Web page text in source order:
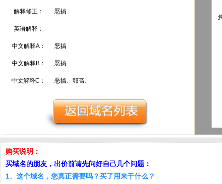
解释修正： 恶搞
英语解释：
中文解释A： 恶搞
中文解释B： 恶搞
中文解释C： 恶搞、鄂高、
购买说明：
买域名的朋友，出价前请先问好自己几个问题：
1、这个域名，您真正需要吗？买了用来干什么？